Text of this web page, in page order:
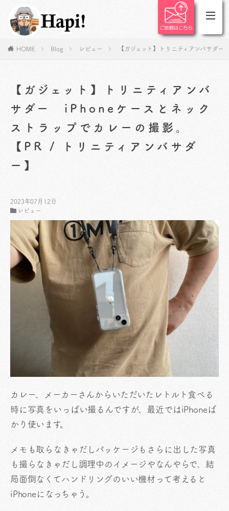
HOME Blog レビュー 【ガジェット】トリニティアンバサダ
【ガジェット】トリニティアンバ
サダー iPhoneケースとネック
ストラップでカレーの撮影。
【PR / トリニティアンバサダ
ー】
2023年07月12日
レビュー
カレー、メーカーさんからいただいたレトルト食べる
時に写真をいっぱい撮るんですが、最近ではiPhoneば
かり使います。
メモも取らなきゃだしパッケージもさらに出した写真
も撮らなきゃだし調理中のイメージやなんやらで、結
局面倒なくてハンドリングのいい機材って考えると
iPhoneになっちゃう。